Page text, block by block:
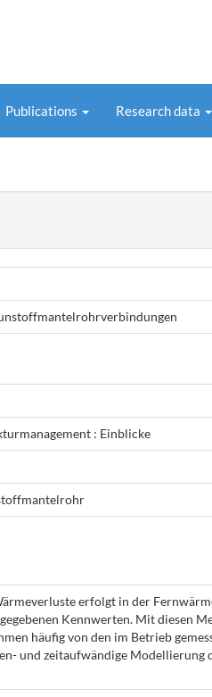
Publications Research data
: Einblicke
erfolgt in der
Kennwerten. Mit diesen
häufig von den im Betrieb
und zeitaufwändige Modellierung